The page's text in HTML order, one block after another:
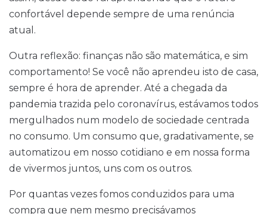
confortável depende sempre de uma renúncia
atual.
Outra reflexão: finanças não são matemática, e sim
comportamento! Se você não aprendeu isto de casa,
sempre é hora de aprender. Até a chegada da
pandemia trazida pelo coronavírus, estávamos todos
mergulhados num modelo de sociedade centrada
no consumo. Um consumo que, gradativamente, se
automatizou em nosso cotidiano e em nossa forma
de vivermos juntos, uns com os outros.
Por quantas vezes fomos conduzidos para uma
compra que nem mesmo precisávamos